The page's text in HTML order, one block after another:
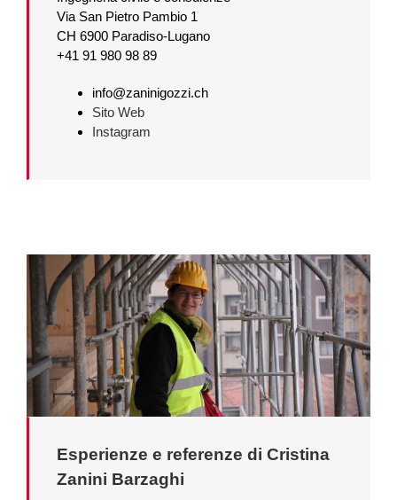
Via San Pietro Pambio 1
CH 6900 Paradiso-Lugano
+41 91 980 98 89
info@zaninigozzi.ch
Sito Web
Instagram
Esperienze e referenze di Cristina
Zanini Barzaghi